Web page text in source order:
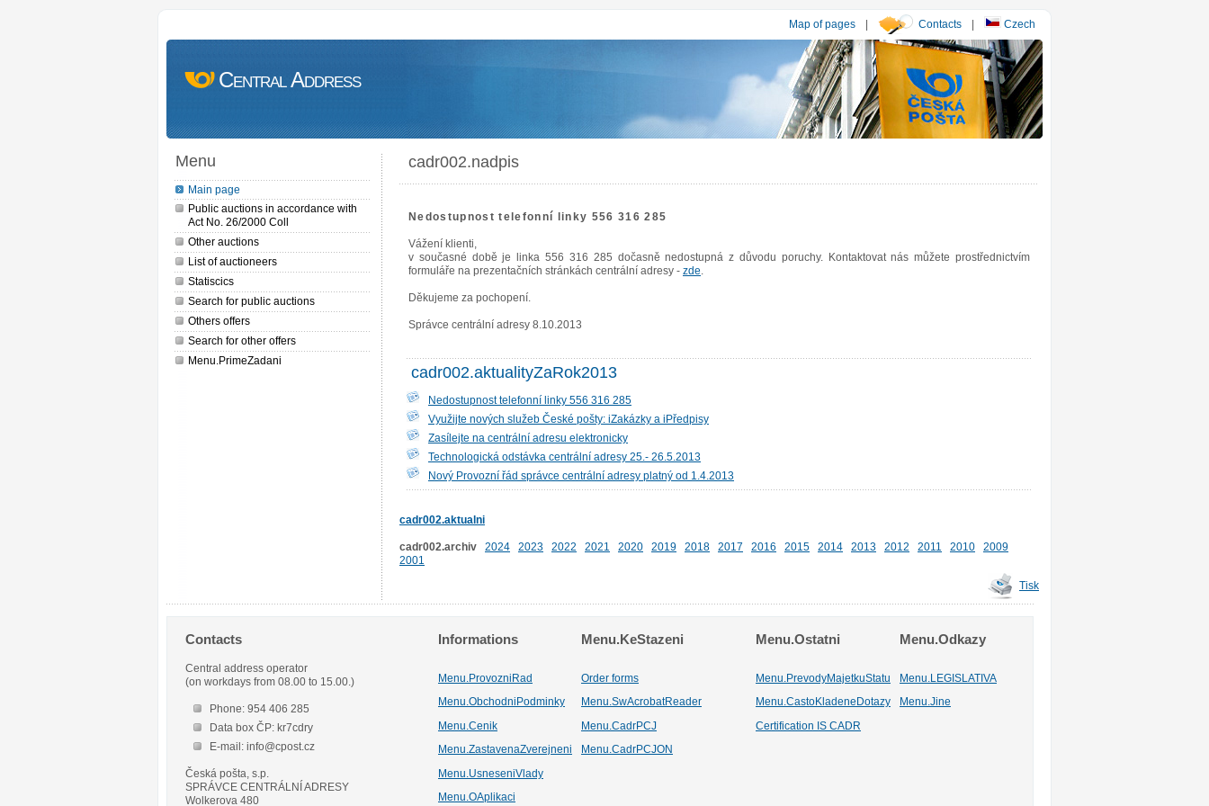
Map of pages | Contacts | Czech
Central Address
Menu
Main page
Public auctions in accordance with
Act No. 26/2000 Coll
Other auctions
List of auctioneers
Statiscics
Search for public auctions
Others offers
Search for other offers
Menu.PrimeZadani
cadr002.nadpis
Nedostupnost telefonní linky 556 316 285
Vážení klienti,
v současné době je linka 556 316 285 dočasně nedostupná z důvodu poruchy. Kontaktovat nás můžete prostřednictvím
formuláře na prezentačních stránkách centrální adresy - zde
Děkujeme za pochopení.
Správce centrální adresy 8.10.2013
cadr002.aktualityZaRok2013
Nedostupnost telefonní linky 556 316 285
Využijte nových služeb České pošty: iZakázky a iPředpisy
Zasílejte na centrální adresu elektronicky
Technologická odstávka centrální adresy 25.- 26.5.2013
Nový Provozní řád správce centrální adresy platný od 1.4.2013
cadr002.aktualni
cadr002.archiv 2024 2023 2022 2021 2020 2019 2018 2017 2016 2015 2014 2013 2012 2011 2010
2009
2001
Tisk
Contacts
Central address operator
(on workdays from 08.00 to 15.00.)
Phone: 954 406 285
Data box ČP: kr7cdry
E-mail: info@cpost.cz
Česká pošta, s.p.
SPRÁVCE CENTRÁLNÍ ADRESY
Wolkerova 480
Informations Menu.KeStazeni Menu.Ostatni Menu.Odkazy
Menu.ProvozniRad Order forms Menu.PrevodyMajetkuStatu
Menu.LEGISLATIVA
Menu.ObchodniPodminky
Menu.SwAcrobatReader Menu.CastoKladeneDotazy Menu.Jine
Menu.Cenik Menu.CadrPCJ
Certification IS CADR
Menu.ZastavenaZverejneni
Menu.CadrPCJON
Menu.UsneseniVlady
Menu.OAplikaci